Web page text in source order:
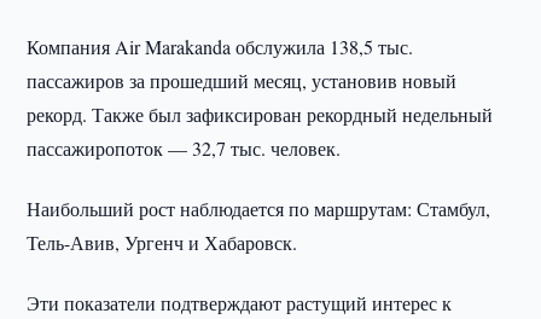
Компания Air Marakanda обслужила 138,5 тыс.
пассажиров за прошедший месяц, установив новый
рекорд. Также был зафиксирован рекордный недельный
пассажиропоток — 32,7 тыс. человек.
Наибольший рост наблюдается по маршрутам: Стамбул,
Тель-Авив, Ургенч и Хабаровск.
Эти показатели подтверждают растущий интерес к